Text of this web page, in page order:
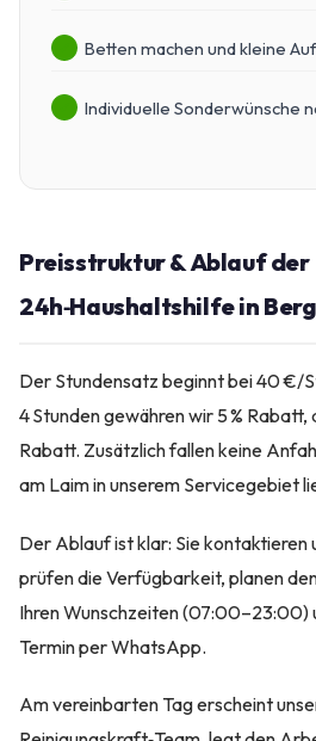
Betten machen und kleine
Individuelle Sonderwünsche
Preisstruktur & Ablauf der
24h‑Haushaltshilfe in
Der Stundensatz beginnt bei 40 €/
4 Stunden gewähren wir 5 % Rabatt,
Rabatt. Zusätzlich fallen keine
am Laim in unserem Servicegebiet
Der Ablauf ist klar: Sie kontaktieren
prüfen die Verfügbarkeit, planen
Ihren Wunschzeiten (07:00–23:00)
Termin per WhatsApp.
Am vereinbarten Tag erscheint